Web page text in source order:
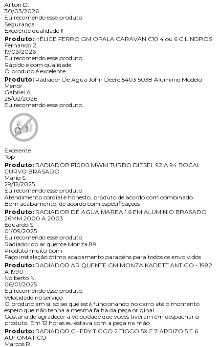
Ailton D.
30/03/2026
Eu recomendo esse produto.
Segurança
Excelente qualidade !!
Produto:HÉLICE FERRO GM OPALA CARAVAN C10 4 ou 6 CILINDROS
Fernando Z.
17/03/2026
Eu recomendo esse produto.
Rápido e com qualidade
O produto é excelente
Produto:Radiador De Agua John Deere 5403 5038 Aluminio Modelo
Menor
Gabriel A.
25/02/2026
Eu recomendo esse produto.
Excelente
Top
Produto:RADIADOR F1000 MWM TURBO DIESEL 92 A 94 BOCAL
CURVO BRASADO
Mario S.
29/12/2025
Eu recomendo esse produto.
Atendimento cordial e honesto, produto de acordo com combinado.
Bom acabamento, de acordo com especificações
Produto:RADIADOR DE AGUA MAREA 1.6 EM ALUMINIO BRASADO
26MM 2000 A 2003
Eduardo S.
01/09/2025
Eu recomendo esse produto.
Radiador do ar quente Monza 89
Produto muito bom
Faço instalação ótimo acabamento parabéns para todos os envolvidos
Produto:RADIADOR AR QUENTE GM MONZA KADETT ANTIGO - 1982
A 1990
Nolberto N.
06/01/2025
Eu recomendo esse produto.
Velocidade no serviço
O produto em si, só sei que está funcionando no carro até o momento
espero que não tenha a mesma falha da peça original.
Gostaria de agradecer a velocidade que vocês tiveram em despachar o
produto. Em 12 horas eu estava com a peça na mão
Produto:RADIADOR CHERY TIGGO 2 TIGGO 5X E 7 ARRIZO 5 E 6
AUTOMATICO
Marcos R.